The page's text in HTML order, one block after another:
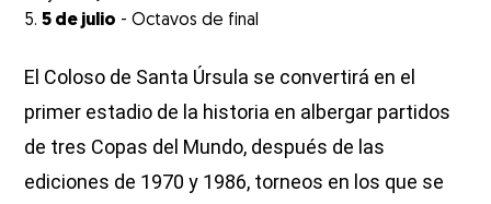
5 de julio - Octavos de final
El Coloso de Santa Úrsula se convertirá en el
primer estadio de la historia en albergar partidos
de tres Copas del Mundo, después de las
ediciones de 1970 y 1986, torneos en los que se